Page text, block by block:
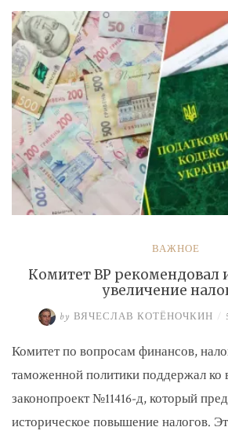
ВАЖНОЕ
Комитет ВР рекомендовал
увеличение
by ВЯЧЕСЛАВ КОТЁНОЧКИН /
Комитет по вопросам финансов,
таможенной политики поддержал ко
законопроект №11416-д, который
историческое повышение налогов.